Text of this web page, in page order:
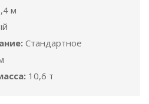
м
Стандартное
10,6 т